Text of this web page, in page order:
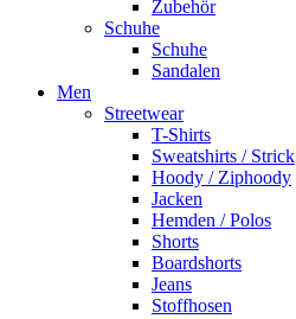
Zubehör
Schuhe
Schuhe
Sandalen
Men
Streetwear
T-Shirts
Sweatshirts / Strick
Hoody / Ziphoody
Jacken
Hemden / Polos
Shorts
Boardshorts
Jeans
Stoffhosen